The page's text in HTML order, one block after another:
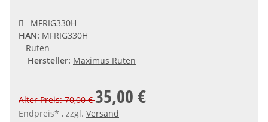
MFRIG330H
HAN: MFRIG330H
Ruten
Hersteller: Maximus Ruten
Alter Preis: 70,00 €35,00 €
Endpreis* , zzgl. Versand